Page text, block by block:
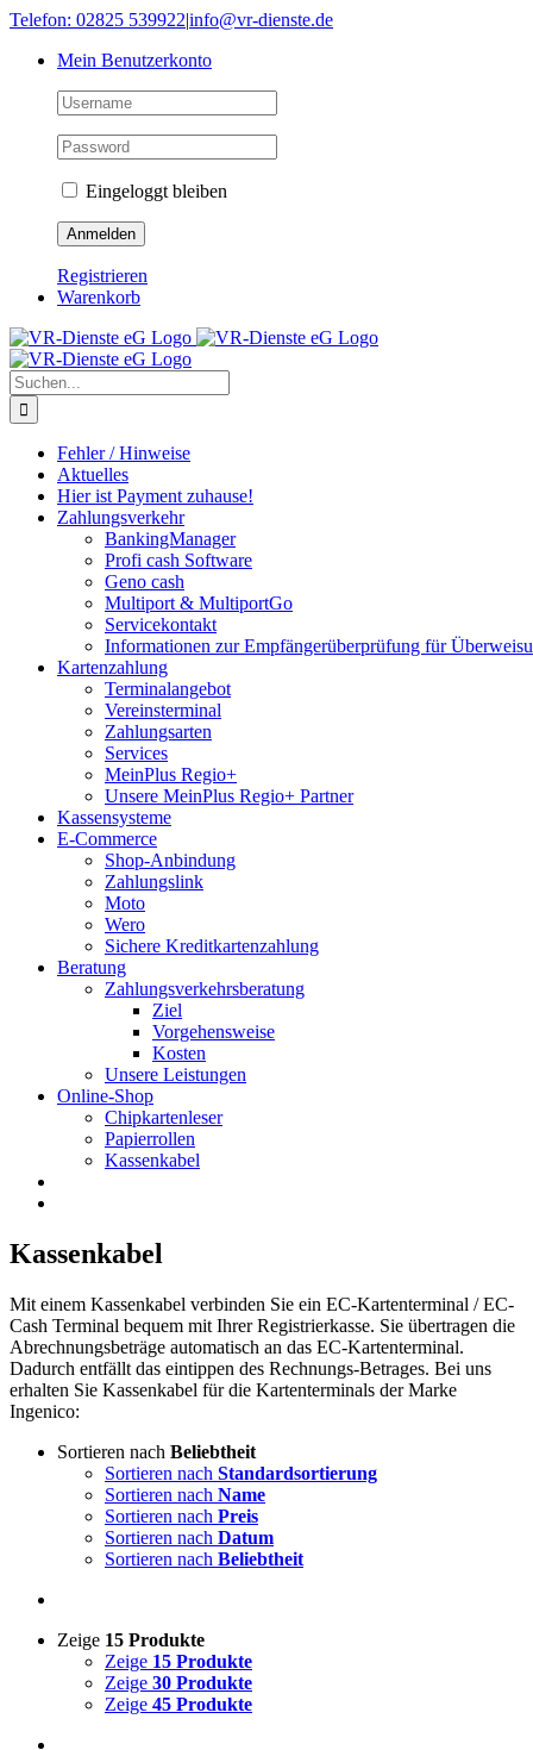
Skip
content
Telefon: 02825 539922|info@vr-dienste.de
Mein Benutzerkonto
Eingeloggt bleiben
Registrieren
Warenkorb
Suche
nach:
Fehler / Hinweise
Aktuelles
Hier ist Payment zuhause!
Zahlungsverkehr
BankingManager
Profi cash Software
Geno cash
Multiport & MultiportGo
Servicekontakt
Informationen zur Empfängerüberprüfung für
Kartenzahlung
Terminalangebot
Vereinsterminal
Zahlungsarten
Services
MeinPlus Regio+
Unsere MeinPlus Regio+ Partner
Kassensysteme
E-Commerce
Shop-Anbindung
Zahlungslink
Moto
Wero
Sichere Kreditkartenzahlung
Beratung
Zahlungsverkehrsberatung
Ziel
Vorgehensweise
Kosten
Unsere Leistungen
Online-Shop
Chipkartenleser
Papierrollen
Kassenkabel
Kassenkabel
Mit einem Kassenkabel verbinden Sie ein EC-Kartenterminal / EC-
Cash Terminal bequem mit Ihrer Registrierkasse. Sie übertragen die
Abrechnungsbeträge automatisch an das EC-Kartenterminal.
Dadurch entfällt das eintippen des Rechnungs-Betrages. Bei uns
erhalten Sie Kassenkabel für die Kartenterminals der Marke
Ingenico:
Sortieren nach Beliebtheit
Sortieren nach Standardsortierung
Sortieren nach Name
Sortieren nach Preis
Sortieren nach Datum
Sortieren nach Beliebtheit
Zeige 15 Produkte
Zeige 15 Produkte
Zeige 30 Produkte
Zeige 45 Produkte